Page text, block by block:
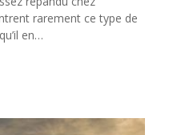
rarement ce type de
en…